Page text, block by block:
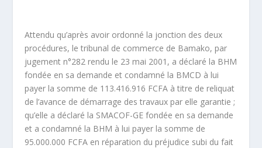
Attendu qu’après avoir ordonné la jonction des deux
procédures, le tribunal de commerce de Bamako, par
jugement n°282 rendu le 23 mai 2001, a déclaré la BHM
fondée en sa demande et condamné la BMCD à lui
payer la somme de 113.416.916 FCFA à titre de reliquat
de l’avance de démarrage des travaux par elle garantie ;
qu’elle a déclaré la SMACOF-GE fondée en sa demande
et a condamné la BHM à lui payer la somme de
95.000.000 FCFA en réparation du préjudice subi du fait